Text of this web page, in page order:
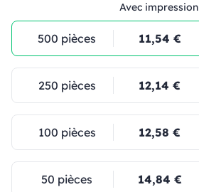
Avec impression
500 pièces 11,54 €
250 pièces 12,14 €
100 pièces 12,58 €
50 pièces 14,84 €